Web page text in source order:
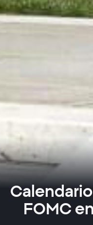
FOMC